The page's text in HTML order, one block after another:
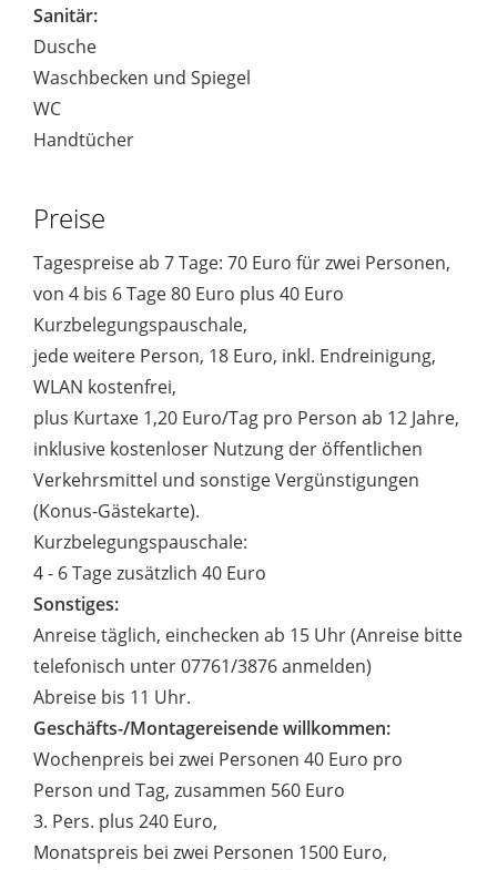
Sanitär:
Dusche
Waschbecken und Spiegel
WC
Handtücher
Preise
Tagespreise ab 7 Tage: 70 Euro für zwei Personen,
von 4 bis 6 Tage 80 Euro plus 40 Euro
Kurzbelegungspauschale,
jede weitere Person, 18 Euro, inkl. Endreinigung,
WLAN kostenfrei,
plus Kurtaxe 1,20 Euro/Tag pro Person ab 12 Jahre,
inklusive kostenloser Nutzung der öffentlichen
Verkehrsmittel und sonstige Vergünstigungen
(Konus-Gästekarte).
Kurzbelegungspauschale:
4 - 6 Tage zusätzlich 40 Euro
Sonstiges:
Anreise täglich, einchecken ab 15 Uhr (Anreise bitte
telefonisch unter 07761/3876 anmelden)
Abreise bis 11 Uhr.
Geschäfts-/Montagereisende willkommen:
Wochenpreis bei zwei Personen 40 Euro pro
Person und Tag, zusammen 560 Euro
3. Pers. plus 240 Euro,
Monatspreis bei zwei Personen 1500 Euro,